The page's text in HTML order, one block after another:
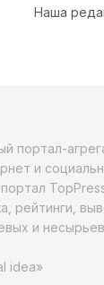
Наша
портал-
и
рейтинги,
и
idea»